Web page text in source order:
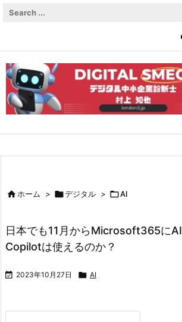
ホーム > デジタル > AI
日本でも11月からMicrosoft365に
Copilotは使えるのか？
 2023年10月27日  AI